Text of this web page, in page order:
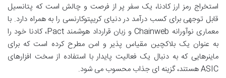
استخراج رمز ارز کادنا، یک سفر پر از فرصت و چالش است که پتانسیل
قابل توجهی برای کسب درآمد در دنیای کریپتوکارنسی را به همراه دارد. با
معماری نوآورانه Chainweb و زبان قرارداد هوشمند Pact، کادنا خود را
به عنوان یک بلاکچین مقیاس پذیر و امن مطرح کرده است که برای
ماینرهایی که به دنبال یک فعالیت پایدار با استفاده از سخت افزارهای
ASIC هستند، گزینه ای جذاب محسوب می شود.